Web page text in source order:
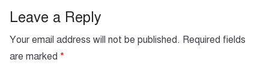
Leave a Reply
Your email address will not be published. Required fields
are marked *